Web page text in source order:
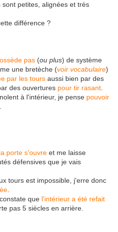
sont petites, alignées et très
différence ?
pas (ou plus) de système
une bretèche (voir vocabulaire)
par les tours aussi bien par des
des ouvertures pour tir rasant
à l'intérieur, je pense pouvoir
la porte s'ouvre et me laisse
défensives que je vais
tours est impossible, j'erre donc
que l'intérieur a été refait
pas 5 siècles en arrière.